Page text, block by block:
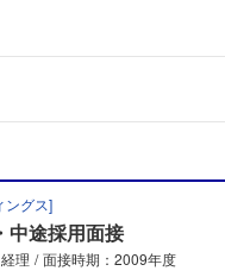
ングス]
中途採用面接
理 面接時期：2009年度